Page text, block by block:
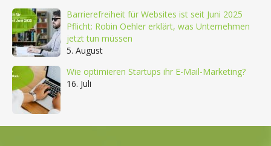
Barrierefreiheit für Websites ist seit Juni 2025
Pflicht: Robin Oehler erklärt, was Unternehmen
jetzt tun müssen
5. August
Wie optimieren Startups ihr E-Mail-Marketing?
16. Juli